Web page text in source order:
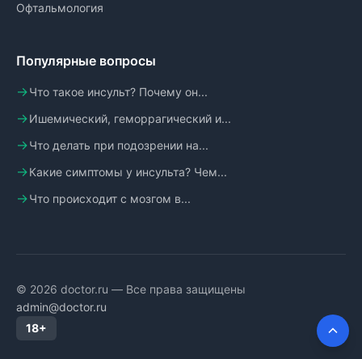
Офтальмология
Популярные вопросы
Что такое инсульт? Почему он...
Ишемический, геморрагический и...
Что делать при подозрении на...
Какие симптомы у инсульта? Чем...
Что происходит с мозгом в...
© 2026 doctor.ru — Все права защищены
admin@doctor.ru
18+